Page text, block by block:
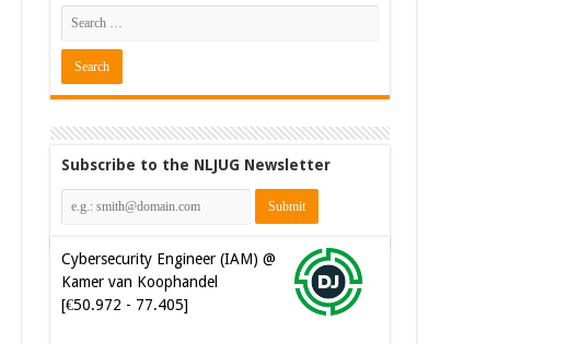
Subscribe to the NLJUG Newsletter
Kamer van Koophandel
[€50.972 - 77.405]